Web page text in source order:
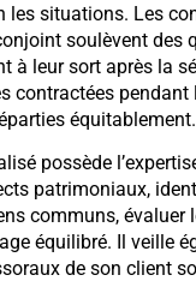
les situations. Les
soulèvent des
à leur sort après la
contractées
équitablement.
possède
patrimoniaux,
communs, évaluer
équilibré. Il veille
de son client